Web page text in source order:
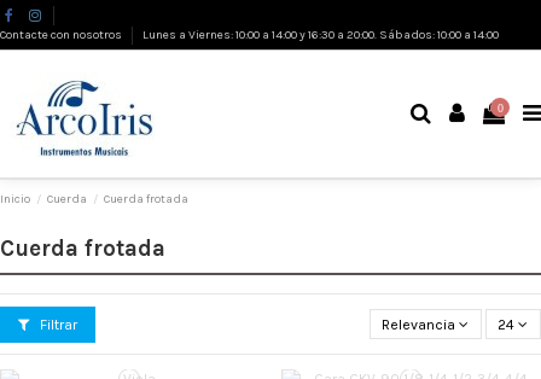
Contacte con nosotros Lunes a Viernes: 10:00 a 14:00 y 16:30 a 20:00. Sábados: 10:00 a 14:00
0
Inicio Cuerda Cuerda frotada
Cuerda frotada
Filtrar Relevancia 24